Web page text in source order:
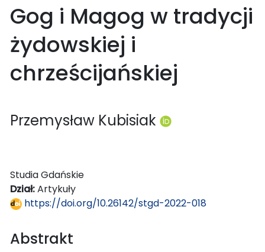
Gog i Magog w tradycji
żydowskiej i
chrześcijańskiej
Przemysław Kubisiak
Studia Gdańskie
Dział:Artykuły
https://doi.org/10.26142/stgd-2022-018
Abstrakt